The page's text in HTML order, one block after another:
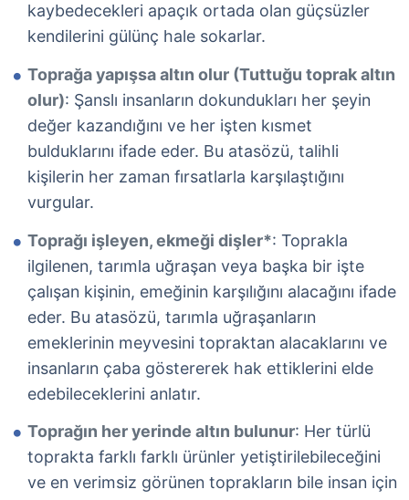
kaybedecekleri apaçık ortada olan güçsüzler
kendilerini gülünç hale sokarlar.
Toprağa yapışsa altın olur (Tuttuğu toprak altın
olur): Şanslı insanların dokundukları her şeyin
değer kazandığını ve her işten kısmet
bulduklarını ifade eder. Bu atasözü, talihli
kişilerin her zaman fırsatlarla karşılaştığını
vurgular.
Toprağı işleyen, ekmeği dişler*: Toprakla
ilgilenen, tarımla uğraşan veya başka bir işte
çalışan kişinin, emeğinin karşılığını alacağını ifade
eder. Bu atasözü, tarımla uğraşanların
emeklerinin meyvesini topraktan alacaklarını ve
insanların çaba göstererek hak ettiklerini elde
edebileceklerini anlatır.
Toprağın her yerinde altın bulunur: Her türlü
toprakta farklı farklı ürünler yetiştirilebileceğini
ve en verimsiz görünen toprakların bile insan için